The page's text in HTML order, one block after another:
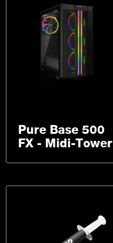
Pure Base 500
FX - Midi-Tower